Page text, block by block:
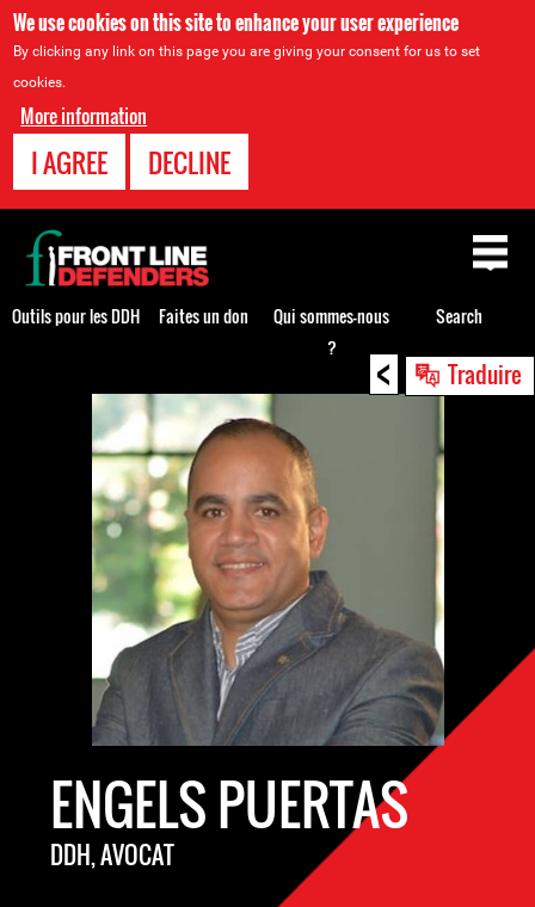
We use cookies on this site to enhance your user experience
By clicking any link on this page you are giving your consent for us to set
cookies.
More information
I AGREE DECLINE
< Traduire
ENGELS PUERTAS
DDH, AVOCAT
Back
to
top
Outils pour les DDH Faites un don
Qui sommes-nous
?
Search